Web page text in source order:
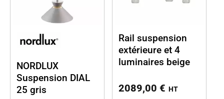
NORDLUX
Suspension DIAL
25 gris
Rail suspension
extérieure et 4
luminaires beige
2089,00 € HT